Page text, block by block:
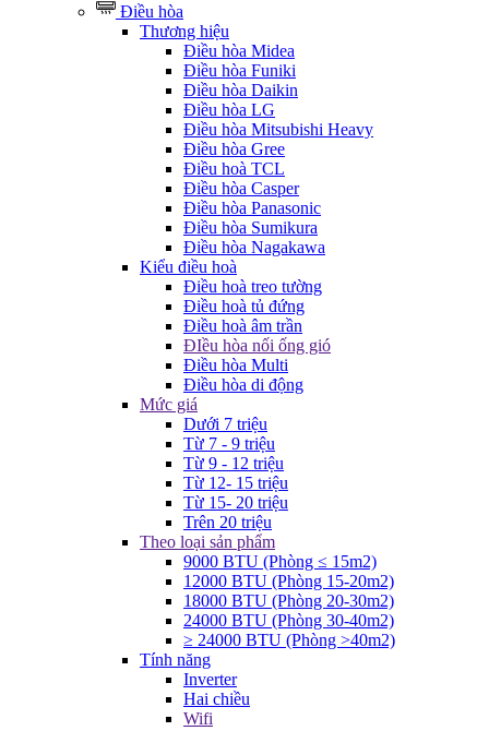
Điều hòa
Thương hiệu
Điều hòa Midea
Điều hòa Funiki
Điều hòa Daikin
Điều hòa LG
Điều hòa Mitsubishi Heavy
Điều hòa Gree
Điều hoà TCL
Điều hòa Casper
Điều hòa Panasonic
Điều hòa Sumikura
Điều hòa Nagakawa
Kiểu điều hoà
Điều hoà treo tường
Điều hoà tủ đứng
Điều hoà âm trần
ĐIều hòa nối ống gió
Điều hòa Multi
Điều hòa di động
Mức giá
Dưới 7 triệu
Từ 7 - 9 triệu
Từ 9 - 12 triệu
Từ 12- 15 triệu
Từ 15- 20 triệu
Trên 20 triệu
Theo loại sản phẩm
9000 BTU (Phòng ≤ 15m2)
12000 BTU (Phòng 15-20m2)
18000 BTU (Phòng 20-30m2)
24000 BTU (Phòng 30-40m2)
≥ 24000 BTU (Phòng >40m2)
Tính năng
Inverter
Hai chiều
Wifi